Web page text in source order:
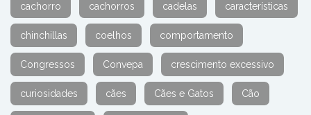
cachorro cachorros cadelas características
chinchillas coelhos comportamento
Congressos Convepa crescimento excessivo
curiosidades cães Cães e Gatos Cão